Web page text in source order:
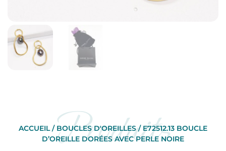
Produits
ACCUEIL/ BOUCLES D'OREILLES/ E72512.13 BOUCLE
D’OREILLE DORÉES AVEC PERLE NOIRE